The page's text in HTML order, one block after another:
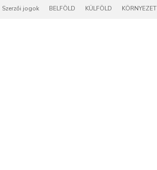
Szerzői jogok BELFÖLD KÜLFÖLD KÖRNYEZET